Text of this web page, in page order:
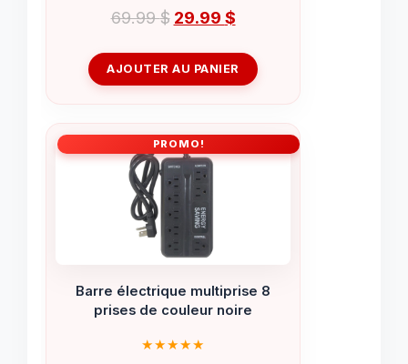
69.99$ Le
initial
69.99 $.
29.99 $Le
actuel
29.99 $.
AJOUTER AU PANIER
PROMO!
Barre électrique multiprise 8
prises de couleur noire